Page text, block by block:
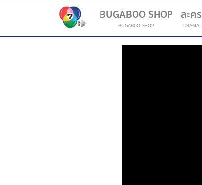
BUGABOO SHOP
BUGABOO SHOP
ละคร
DRAMA